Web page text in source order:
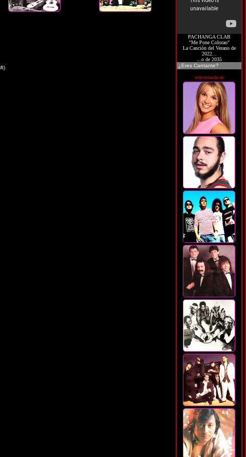
PACHANGA CLAB
"Me Pone Colorao"
La Canción del Verano de
2022...
...o de 2035
¿Eres Cantante?
soycantante.es